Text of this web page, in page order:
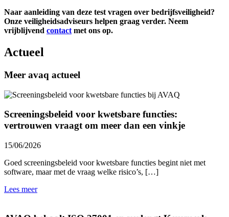
Naar aanleiding van deze test vragen over bedrijfsveiligheid?
Onze veiligheidsadviseurs helpen graag verder. Neem
vrijblijvend contact met ons op.
Actueel
Meer avaq actueel
Screeningsbeleid voor kwetsbare functies:
vertrouwen vraagt om meer dan een vinkje
15/06/2026
Goed screeningsbeleid voor kwetsbare functies begint niet met
software, maar met de vraag welke risico’s, […]
Lees meer